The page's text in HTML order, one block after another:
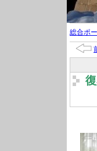
総合ポ